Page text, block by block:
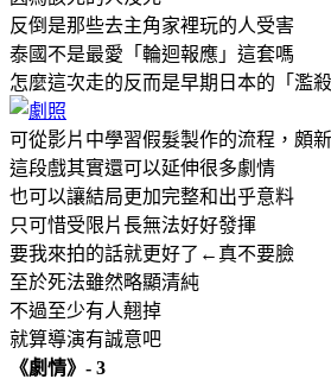
反倒是那些去主角家裡玩的人受害
泰國不是最愛「輪迴報應」這套嗎
怎麼這次走的反而是早期日本的「濫
可從影片中學習假髮製作的流程，頗
這段戲其實還可以延伸很多劇情
也可以讓結局更加完整和出乎意料
只可惜受限片長無法好好發揮
要我來拍的話就更好了←真不要臉
至於死法雖然略顯清純
不過至少有人翹掉
就算導演有誠意吧
《劇情》- 3